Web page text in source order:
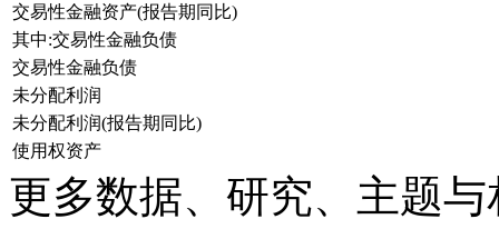
交易性金融资产(报告期同比)
其中:交易性金融负债
交易性金融负债
未分配利润
未分配利润(报告期同比)
使用权资产
更多数据、研究、主题